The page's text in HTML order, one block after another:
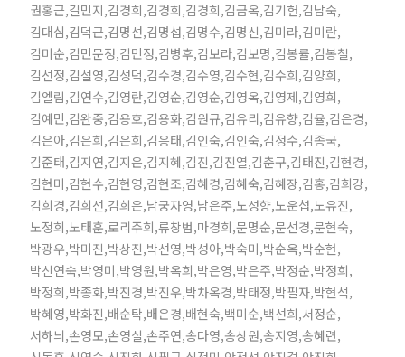
권홍근,길민지,김경희,김경희,김경희,김금옥,김기헌,김남숙,
김대심,김덕근,김명선,김명섭,김명수,김명신,김미라,김미란,
김미순,김민문정,김민정,김병후,김보라,김보명,김봉률,김봉철,
김선정,김설영,김성덕,김수경,김수영,김수현,김수희,김양희,
김엘림,김연수,김영란,김영순,김영순,김영옥,김영제,김영희,
김예민,김완중,김용호,김용화,김원규,김유리,김유향,김율,김은경,
김은아,김은희,김은희,김응태,김인숙,김인숙,김정수,김종국,
김준태,김지연,김지은,김지혜,김진,김진열,김춘구,김태진,김현경,
김현미,김현수,김현영,김현조,김혜경,김혜숙,김혜장,김홍,김희강,
김희경,김희선,김희은,남궁자영,남은주,노성향,노운섭,노유진,
노정희,노태훈,로리주희,류창범,마경희,문명순,문선경,문현숙,
박광우,박미진,박상진,박선영,박성아,박숙미,박순옥,박순현,
박신연숙,박영미,박영원,박옥희,박은영,박은주,박정순,박정희,
박정희,박종화,박진경,박진우,박차옥경,박태정,박필자,박현석,
박혜영,박화진,배순탁,배은경,배현숙,백미순,백선희,서정순,
서하늬,손영모,손영실,손주연,송다영,송상원,송지영,송혜련,